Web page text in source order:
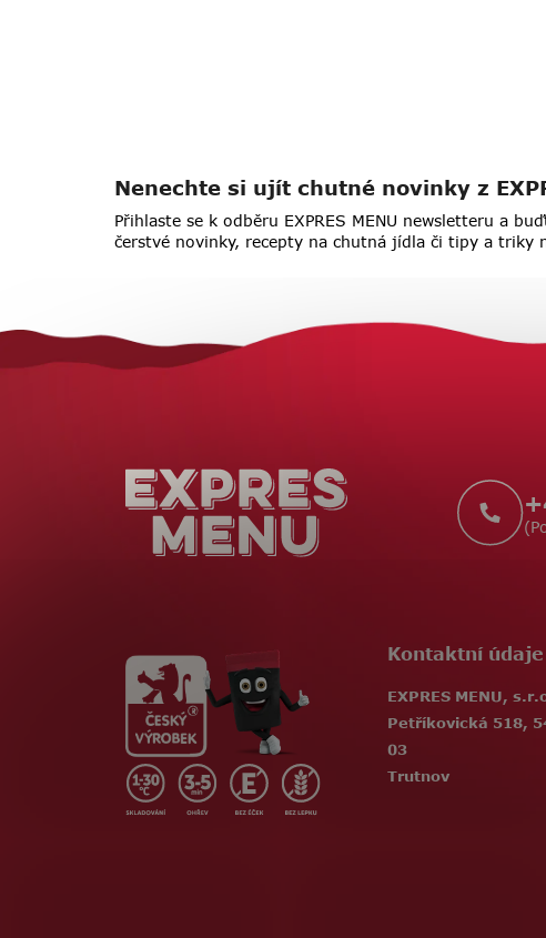
Nenechte si ujít chutné novinky z
Přihlaste se k odběru EXPRES MENU newsletteru a
čerstvé novinky, recepty na chutná jídla či tipy a triky
Z
Kontaktní údaje
EXPRES MENU,
Petříkovická 518,
03
Trutnov